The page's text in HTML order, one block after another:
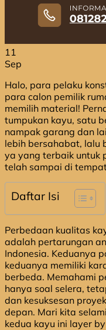
11
Sep
Halo, para pelaku
para calon pemilik
memilih material!
tumpukan kayu, satu
nampak garang dan
lebih bersahabat, lalu
ya yang terbaik untuk
telah sampai di
Daftar Isi
Perbedaan kualitas
adalah pertarungan
Indonesia. Keduanya
keduanya memiliki
berbeda. Memahami
hanya soal selera,
dan kesuksesan
depan. Mari kita
kedua kayu ini layer